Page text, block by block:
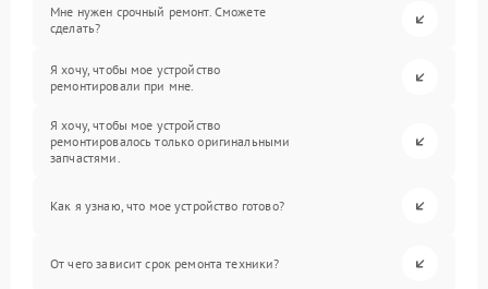
Мне нужен срочный ремонт. Сможете
сделать?
Я хочу, чтобы мое устройство
ремонтировали при мне.
Я хочу, чтобы мое устройство
ремонтировалось только оригинальными
запчастями.
Как я узнаю, что мое устройство готово?
От чего зависит срок ремонта техники?